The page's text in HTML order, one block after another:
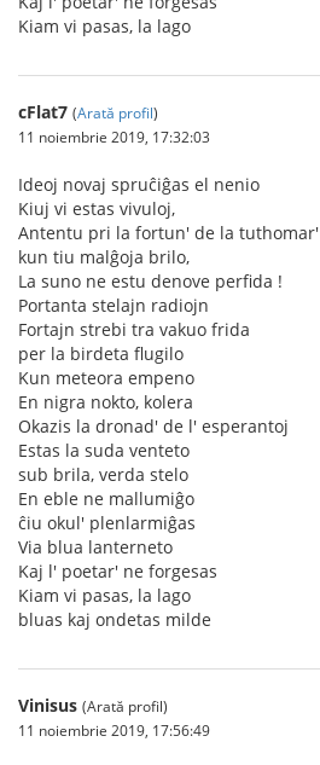
Kiam vi pasas, la lago
cFlat7 (Arată profil)
11 noiembrie 2019, 17:32:03
Ideoj novaj spruĉiĝas el nenio
Kiuj vi estas vivuloj,
Antentu pri la fortun' de la tuthomar'
kun tiu malĝoja brilo,
La suno ne estu denove perfida !
Portanta stelajn radiojn
Fortajn strebi tra vakuo frida
per la birdeta flugilo
Kun meteora empeno
En nigra nokto, kolera
Okazis la dronad' de l' esperantoj
Estas la suda venteto
sub brila, verda stelo
En eble ne mallumiĝo
ĉiu okul' plenlarmiĝas
Via blua lanterneto
Kaj l' poetar' ne forgesas
Kiam vi pasas, la lago
bluas kaj ondetas milde
Vinisus (Arată profil)
11 noiembrie 2019, 17:56:49